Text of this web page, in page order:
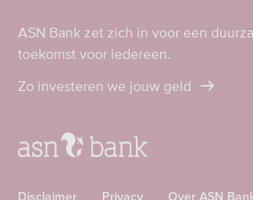
ASN Bank zet zich in voor een
toekomst voor iedereen.
Zo investeren we jouw geld
Disclaimer Privacy Over ASN